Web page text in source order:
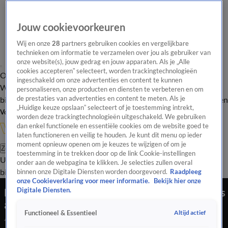
Overzicht Onze programma's Uitzendingen Onze gezichten
In de
WandelgangenInterviewsUitzending
bijwonenPodcastShopVeelgestelde vragenKijkersvraag insturen
Volg Vandaag Inside
Zoeken
UitzendingenVandaag InsideDe OranjezomerShopUitzending
bijwonen
Ronald Koeman: 'De kans op bondscoachschap is
aanwezig!'
4 mrt 2022, 20:38
Jouw cookievoorkeuren
Wij en onze28 partners gebruiken cookies en vergelijkbare
technieken om informatie te verzamelen over jou als gebruiker van
onze website(s), jouw gedrag en jouw apparaten. Als je „Alle
cookies accepteren” selecteert, worden trackingtechnologieën
ingeschakeld om onze advertenties en content te kunnen
personaliseren, onze producten en diensten te verbeteren en om
de prestaties van advertenties en content te meten. Als je
„Huidige keuze opslaan” selecteert of je toestemming intrekt,
worden deze trackingtechnologieën uitgeschakeld. We gebruiken
dan enkel functionele en essentiële cookies om de website goed te
laten functioneren en veilig te houden. Je kunt dit menu op ieder
moment opnieuw openen om je keuzes te wijzigen of om je
toestemming in te trekken door op de link Cookie-instellingen
onder aan de webpagina te klikken. Je selecties zullen overal
binnen onze Digitale Diensten worden doorgevoerd. Raadpleeg
onze Cookieverklaring voor meer informatie.
Bekijk hier onze
Digitale Diensten.
Functioneel & Essentieel Altijd actief